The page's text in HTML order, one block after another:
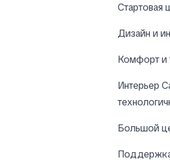
Стартовая
Дизайн и
Комфорт и
Интерьер
Большой
Поддержка